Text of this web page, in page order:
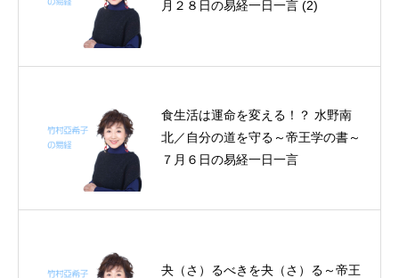
月２８日の易経一日一言 (2)
食生活は運命を変える！？ 水野南
北／自分の道を守る～帝王学の書～
７月６日の易経一日一言
夬（さ）るべきを夬（さ）る～帝王